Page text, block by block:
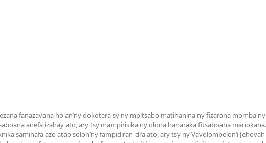
fanazavana ho an’ny dokotera sy ny mpitsabo matihanina ny fizarana momba
anefa izahay ato, ary tsy mampirisika ny olona hanaraka fitsaboana
samihafa azo atao solon’ny fampidiran-dra ato, ary tsy ny Vavolombelon’i